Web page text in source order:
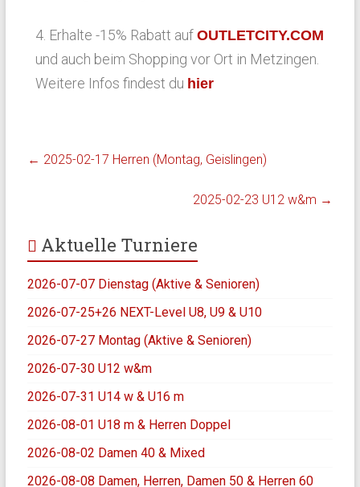
4. Erhalte -15% Rabatt auf OUTLETCITY.COM
und auch beim Shopping vor Ort in Metzingen.
Weitere Infos findest du hier
← 2025-02-17 Herren (Montag, Geislingen)
2025-02-23 U12 w&m →
Aktuelle Turniere
2026-07-07 Dienstag (Aktive & Senioren)
2026-07-25+26 NEXT-Level U8, U9 & U10
2026-07-27 Montag (Aktive & Senioren)
2026-07-30 U12 w&m
2026-07-31 U14 w & U16 m
2026-08-01 U18 m & Herren Doppel
2026-08-02 Damen 40 & Mixed
2026-08-08 Damen, Herren, Damen 50 & Herren 60